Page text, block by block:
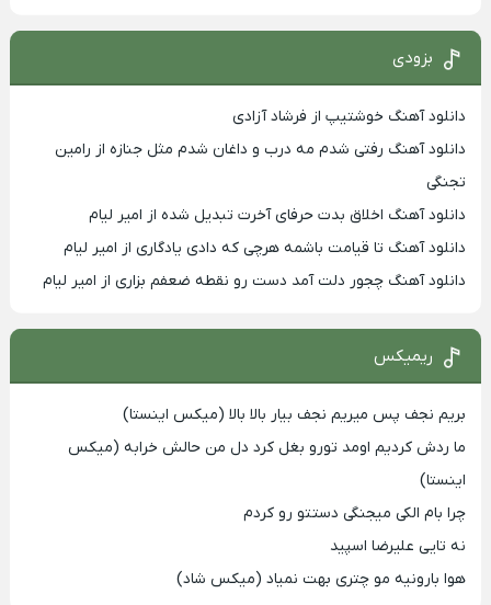
بزودی
دانلود آهنگ خوشتیپ از فرشاد آزادی
دانلود آهنگ رفتی شدم مه درب و داغان شدم مثل جنازه از رامین
تجنگی
دانلود آهنگ اخلاق بدت حرفای آخرت تبدیل شده از امیر لیام
دانلود آهنگ تا قیامت باشمه هرچی که دادی یادگاری از امیر لیام
دانلود آهنگ چجور دلت آمد دست رو نقطه ضعفم بزاری از امیر لیام
ریمیکس
بریم نجف پس میریم نجف بیار بالا بالا (میکس اینستا)
ما ردش کردیم اومد تورو بغل کرد دل من حالش خرابه (میکس
اینستا)
چرا بام الکی میجنگی دستتو رو کردم
نه تایی علیرضا اسپید
هوا بارونیه مو چتری بهت نمیاد (میکس شاد)